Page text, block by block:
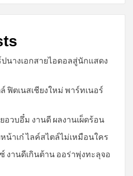
ร์ปนางเอกสายไอดอลสู่นักแสดง
ฟิตเนสเชียงใหม่ พาร์ทเนอร์
ยอวบอึ๋ม งานดี ผลงานเผ็ดร้อน
น้าเก๋ ไลค์สไตล์ไม่เหมือนใคร
งานดีเกินต้าน ออร่าพุ่งทะลุจอ